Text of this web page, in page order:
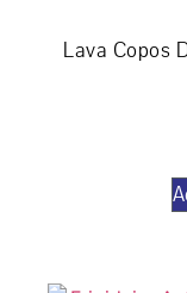
Lava Copos